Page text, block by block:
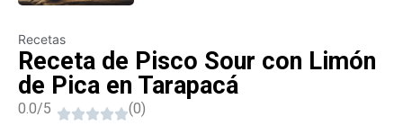
Recetas
Receta de Pisco Sour con Limón
de Pica en Tarapacá
0.0/5 (0)